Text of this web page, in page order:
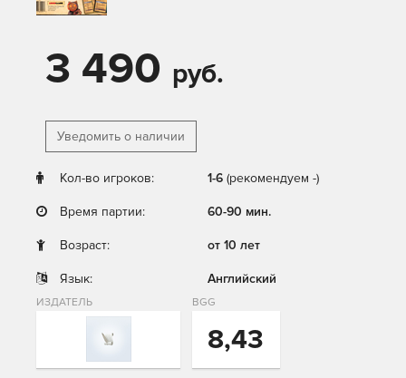
3 490 руб.
Уведомить о наличии
Кол-во игроков: 1-6 (рекомендуем -)
Время партии: 60-90 мин.
Возраст: от 10 лет
Язык: Английский
ИЗДАТЕЛЬ BGG
8,43